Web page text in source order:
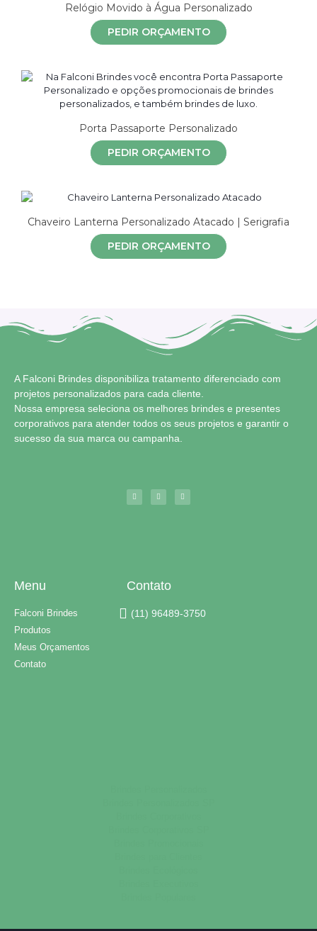
Relógio Movido à Água Personalizado
PEDIR ORÇAMENTO
Porta Passaporte Personalizado
PEDIR ORÇAMENTO
Chaveiro Lanterna Personalizado Atacado | Serigrafia
PEDIR ORÇAMENTO
A Falconi Brindes disponibiliza tratamento diferenciado com
projetos personalizados para cada cliente.
Nossa empresa seleciona os melhores brindes e presentes
corporativos para atender todos os seus projetos e garantir o
sucesso da sua marca ou campanha.
Menu
Falconi Brindes
Produtos
Meus Orçamentos
Contato
Contato
(11) 96489-3750